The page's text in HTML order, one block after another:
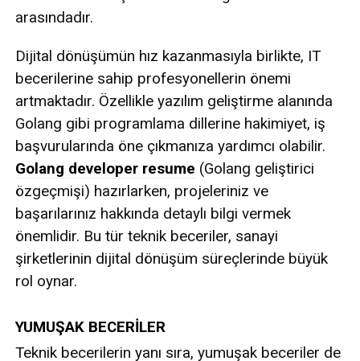
arasındadır.
Dijital dönüşümün hız kazanmasıyla birlikte, IT
becerilerine sahip profesyonellerin önemi
artmaktadır. Özellikle yazılım geliştirme alanında
Golang gibi programlama dillerine hakimiyet, iş
başvurularında öne çıkmanıza yardımcı olabilir.
Golang developer resume (Golang geliştirici
özgeçmişi) hazırlarken, projeleriniz ve
başarılarınız hakkında detaylı bilgi vermek
önemlidir. Bu tür teknik beceriler, sanayi
şirketlerinin dijital dönüşüm süreçlerinde büyük
rol oynar.
YUMUŞAK BECERİLER
Teknik becerilerin yanı sıra, yumuşak beceriler de